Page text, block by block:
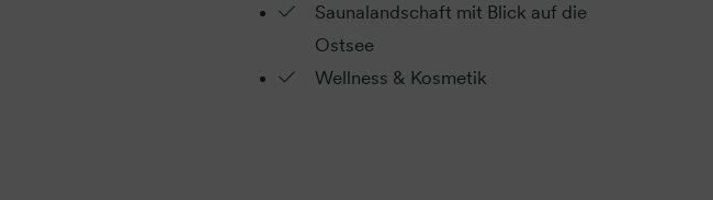
Saunalandschaft mit Blick auf die
Ostsee
Wellness & Kosmetik